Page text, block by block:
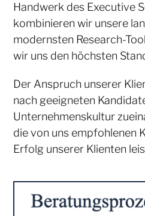
Handwerk des Executive
kombinieren wir unsere
modernsten Research-
wir uns den höchsten
Der Anspruch unserer
nach geeigneten
Unternehmenskultur
die von uns empfohlenen
Erfolg unserer Klienten